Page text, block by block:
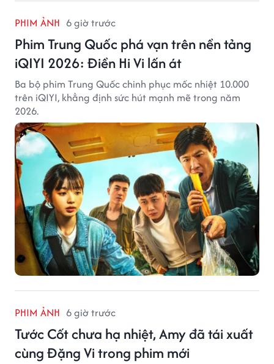
PHIM ẢNH 6 giờ trước
Phim Trung Quốc phá vạn trên nền tảng
iQIYI 2026: Điền Hi Vi lấn át
Ba bộ phim Trung Quốc chinh phục mốc nhiệt 10.000
trên iQIYI, khẳng định sức hút mạnh mẽ trong năm
2026.
PHIM ẢNH 6 giờ trước
Tước Cốt chưa hạ nhiệt, Amy đã tái xuất
cùng Đặng Vi trong phim mới